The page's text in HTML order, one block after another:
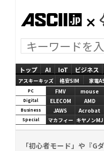
トップ AI IoT ビジネス
アスキーキッズ 格安SIM 家電
PC FMV mouse
Digital ELECOM AMD
Business JAWS Acrobat
Special マカフィー キヤノンMJ
「初心者モード」や『G